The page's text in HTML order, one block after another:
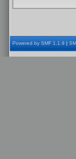
Powered by SMF 1.1.9|